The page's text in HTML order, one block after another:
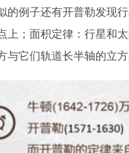
例子还有开普勒发现行
上；面积定律：行星和
与它们轨道长半轴的立